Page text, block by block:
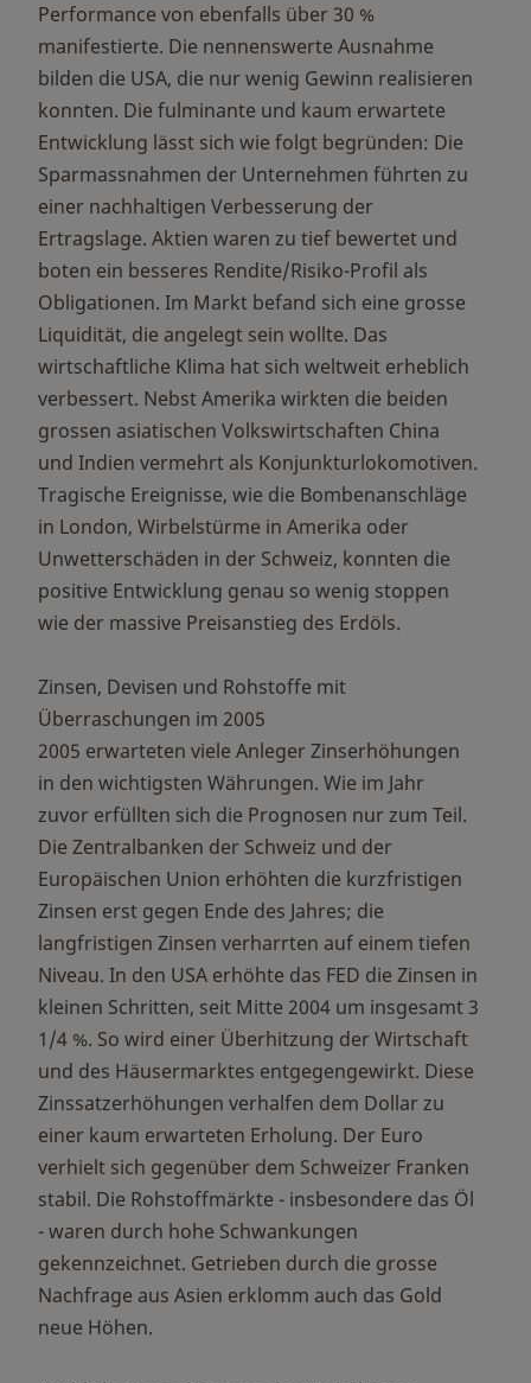
Performance von ebenfalls über 30 %
manifestierte. Die nennenswerte Ausnahme
bilden die USA, die nur wenig Gewinn realisieren
konnten. Die fulminante und kaum erwartete
Entwicklung lässt sich wie folgt begründen: Die
Sparmassnahmen der Unternehmen führten zu
einer nachhaltigen Verbesserung der
Ertragslage. Aktien waren zu tief bewertet und
boten ein besseres Rendite/Risiko-Profil als
Obligationen. Im Markt befand sich eine grosse
Liquidität, die angelegt sein wollte. Das
wirtschaftliche Klima hat sich weltweit erheblich
verbessert. Nebst Amerika wirkten die beiden
grossen asiatischen Volkswirtschaften China
und Indien vermehrt als Konjunkturlokomotiven.
Tragische Ereignisse, wie die Bombenanschläge
in London, Wirbelstürme in Amerika oder
Unwetterschäden in der Schweiz, konnten die
positive Entwicklung genau so wenig stoppen
wie der massive Preisanstieg des Erdöls.
Zinsen, Devisen und Rohstoffe mit
Überraschungen im 2005
2005 erwarteten viele Anleger Zinserhöhungen
in den wichtigsten Währungen. Wie im Jahr
zuvor erfüllten sich die Prognosen nur zum Teil.
Die Zentralbanken der Schweiz und der
Europäischen Union erhöhten die kurzfristigen
Zinsen erst gegen Ende des Jahres; die
langfristigen Zinsen verharrten auf einem tiefen
Niveau. In den USA erhöhte das FED die Zinsen in
kleinen Schritten, seit Mitte 2004 um insgesamt 3
1/4 %. So wird einer Überhitzung der Wirtschaft
und des Häusermarktes entgegengewirkt. Diese
Zinssatzerhöhungen verhalfen dem Dollar zu
einer kaum erwarteten Erholung. Der Euro
verhielt sich gegenüber dem Schweizer Franken
stabil. Die Rohstoffmärkte - insbesondere das Öl
- waren durch hohe Schwankungen
gekennzeichnet. Getrieben durch die grosse
Nachfrage aus Asien erklomm auch das Gold
neue Höhen.